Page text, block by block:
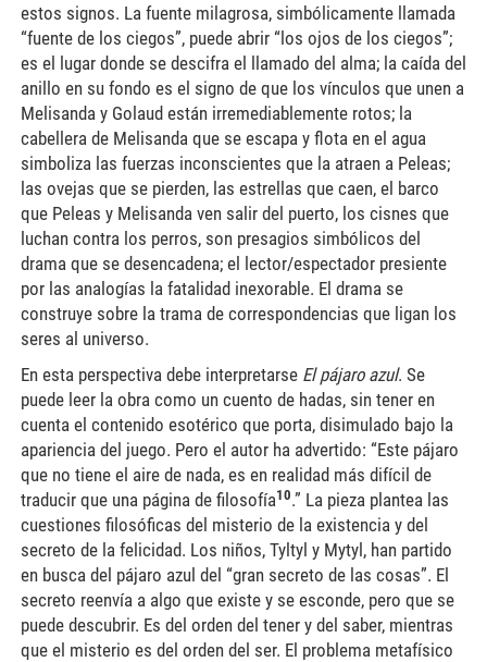
estos signos. La fuente milagrosa, simbólicamente llamada
“fuente de los ciegos”, puede abrir “los ojos de los ciegos”;
es el lugar donde se descifra el llamado del alma; la caída del
anillo en su fondo es el signo de que los vínculos que unen a
Melisanda y Golaud están irremediablemente rotos; la
cabellera de Melisanda que se escapa y flota en el agua
simboliza las fuerzas inconscientes que la atraen a Peleas;
las ovejas que se pierden, las estrellas que caen, el barco
que Peleas y Melisanda ven salir del puerto, los cisnes que
luchan contra los perros, son presagios simbólicos del
drama que se desencadena; el lector/espectador presiente
por las analogías la fatalidad inexorable. El drama se
construye sobre la trama de correspondencias que ligan los
seres al universo.
En esta perspectiva debe interpretarse El pájaro azul. Se
puede leer la obra como un cuento de hadas, sin tener en
cuenta el contenido esotérico que porta, disimulado bajo la
apariencia del juego. Pero el autor ha advertido: “Este pájaro
que no tiene el aire de nada, es en realidad más difícil de
traducir que una página de filosofía10.” La pieza plantea las
cuestiones filosóficas del misterio de la existencia y del
secreto de la felicidad. Los niños, Tyltyl y Mytyl, han partido
en busca del pájaro azul del “gran secreto de las cosas”. El
secreto reenvía a algo que existe y se esconde, pero que se
puede descubrir. Es del orden del tener y del saber, mientras
que el misterio es del orden del ser. El problema metafísico